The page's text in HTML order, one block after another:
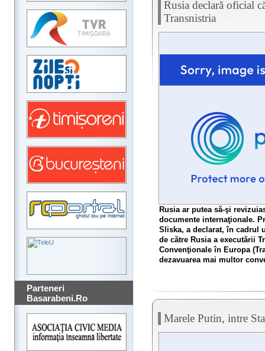
Parteneri
Basarabeni.Ro
Rusia declară oficial
Transnistria
Rusia ar putea să-şi
documente internaţionale.
Sliska, a declarat, în cadrul
de către Rusia a executării
Convenţionale în Europa
dezavuarea mai multor
Marele Putin, intre